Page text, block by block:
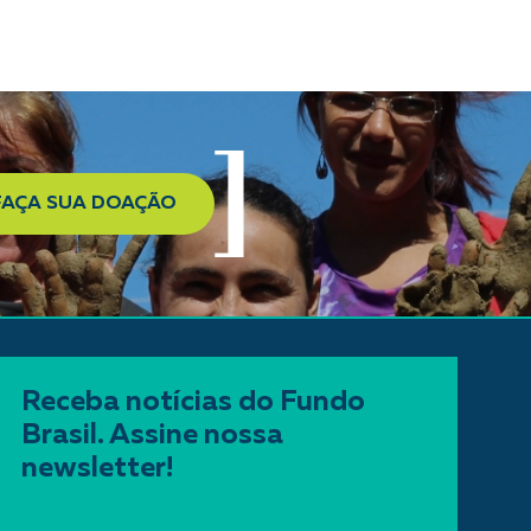
SUA DOAÇÃO
Receba notícias do Fundo
Brasil. Assine nossa
newsletter!